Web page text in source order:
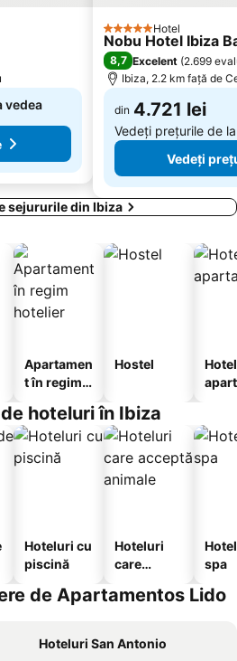
vedea
5 Stele Hotel
Nobu Hotel Ibiza
8,7 Excelent (2.699
Ibiza, 2.2 km faţă de
din 4.721 lei
Vedeți prețurile de
Vedeți
sejururile din Ibiza
Apartamen
t în regim
Hostel
hoteluri în Ibiza
Hoteluri cu
piscină
Hoteluri
care
animale
spa
de Apartamentos Lido
Hoteluri San Antonio